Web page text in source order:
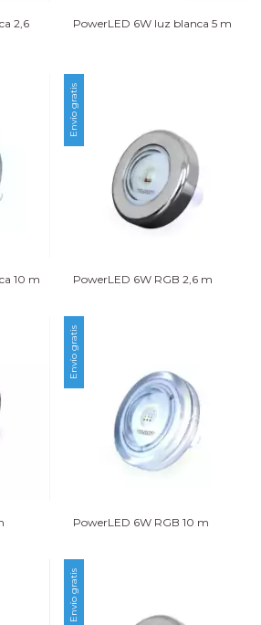
2,6
PowerLED 6W luz blanca 5 m
10 m
Envío gratis
PowerLED 6W RGB 2,6 m
Envío gratis
PowerLED 6W RGB 10 m
Envío gratis